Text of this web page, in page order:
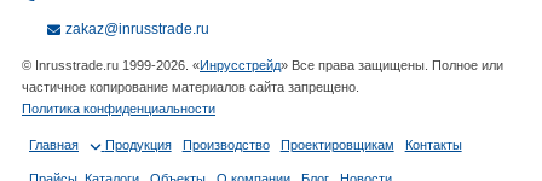
zakaz@inrusstrade.ru
© Inrusstrade.ru 1999-2026. «Инрусстрейд» Все права защищены. Полное или
частичное копирование материалов сайта запрещено.
Политика конфиденциальности
Главная Продукция Производство Проектировщикам Контакты